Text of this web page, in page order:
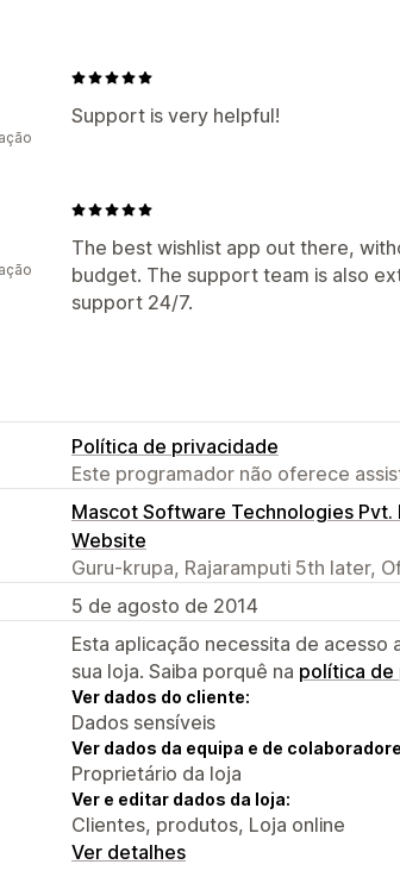
Support is very helpful!
The best wishlist app out there,
budget. The support team is also
support 24/7.
Política de privacidade
Este programador não oferece
Mascot Software Technologies Pvt.
Website
Guru-krupa, Rajaramputi 5th later,
5 de agosto de 2014
Esta aplicação necessita de acesso
sua loja. Saiba porquê na política de
Ver dados do cliente:
Dados sensíveis
Ver dados da equipa e de
Proprietário da loja
Ver e editar dados da loja:
Clientes, produtos, Loja online
Ver detalhes